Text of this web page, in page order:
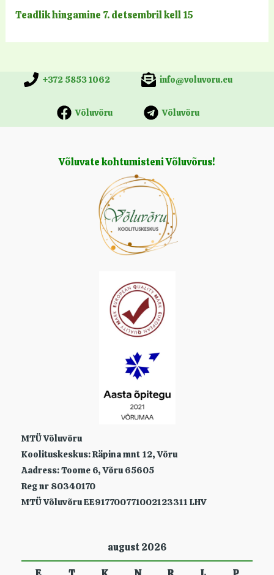
Teadlik hingamine 7. detsembril kell 15
+372 5853 1062 info@voluvoru.eu
Võluvõru Võluvõru
Võluvate kohtumisteni Võluvõrus!
MTÜ Võluvõru
Koolituskeskus: Räpina mnt 12, Võru
Aadress: Toome 6, Võru 65605
Reg nr 80340170
MTÜ Võluvõru EE917700771002123311 LHV
august 2026